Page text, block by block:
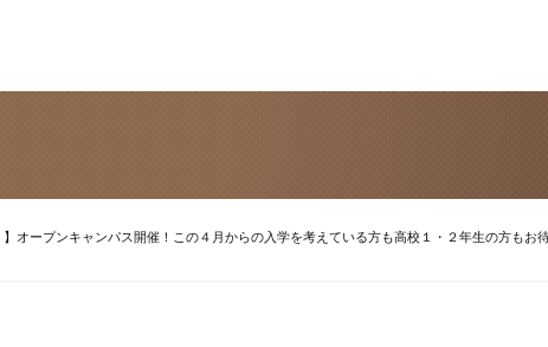
】オープンキャンパス開催！この４月からの入学を考えている方も高校１・２年生の方もお